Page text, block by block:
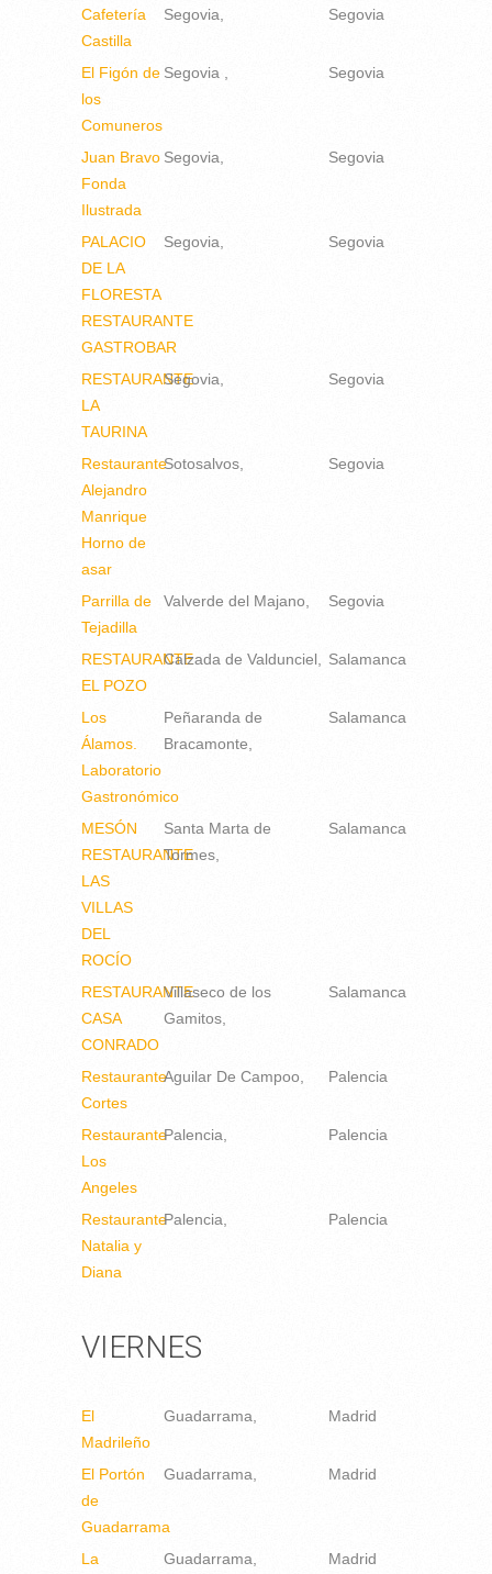
Cafetería
Castilla
Segovia Segovia
El Figón de
los
Comuneros
Segovia Segovia
Juan Bravo
Fonda
Ilustrada
Segovia Segovia
PALACIO
DE LA
FLORESTA
RESTAURANTE
GASTROBAR
Segovia Segovia
RESTAURANTE
LA
TAURINA
Segovia Segovia
Restaurante
Alejandro
Manrique
Horno de
asar
Sotosalvos Segovia
Parrilla de
Tejadilla
Valverde del Majano Segovia
RESTAURANTE
EL POZO
Calzada de Valdunciel Salamanca
Los
Álamos.
Laboratorio
Gastronómico
Peñaranda de
Bracamonte
Salamanca
MESÓN
RESTAURANTE
LAS
VILLAS
DEL
ROCÍO
Santa Marta de
Tormes
Salamanca
RESTAURANTE
CASA
CONRADO
Villaseco de los
Gamitos
Salamanca
Restaurante
Cortes
Aguilar De Campoo Palencia
Restaurante
Los
Angeles
Palencia Palencia
Restaurante
Natalia y
Diana
Palencia Palencia
VIERNES
El
Madrileño
Guadarrama Madrid
El Portón
de
Guadarrama
Guadarrama Madrid
La
Guadarrama Madrid